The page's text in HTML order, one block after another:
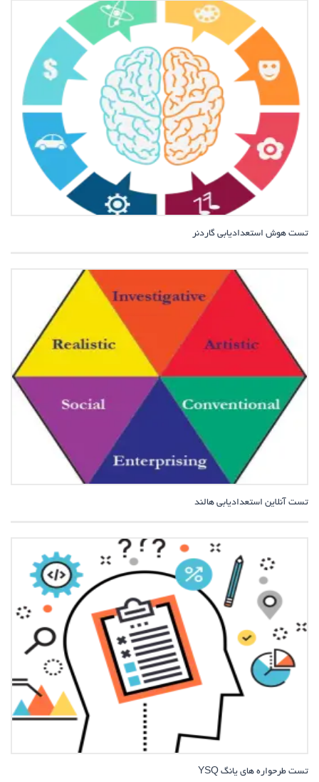
تست هوش استعدادیابی گاردنر
تست آنلاین استعدادیابی هالند
تست طرحواره های یانگ YSQ